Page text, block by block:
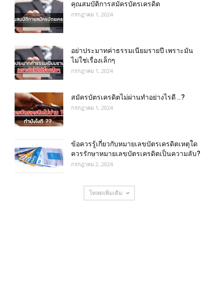
คุณสมบัติการสมัครบัตรเครดิต
กรกฎาคม 1, 2024
อย่าประมาทค่าธรรมเนียมรายปี เพราะมัน
ไม่ใช่เรื่องเล็กๆ
กรกฎาคม 1, 2024
สมัครบัตรเครดิตไม่ผ่านทำอย่างไรดี ..?
กรกฎาคม 1, 2024
ข้อควรรู้เกี่ยวกับหมายเลขบัตรเครดิตเหตุใด
ควรรักษาหมายเลขบัตรเครดิตเป็นความลับ?
กรกฎาคม 2, 2024
โหลดเพิ่มเติม